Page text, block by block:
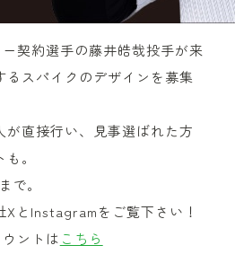
契約選手の藤井皓哉投手が来
スパイクのデザインを募集
直接行い、見事選ばれた方
。
で。
とInstagramをご覧下さい！
ントは こちら